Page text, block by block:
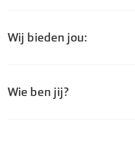
Wij bieden jou:
Wie ben jij?